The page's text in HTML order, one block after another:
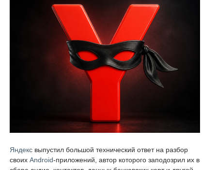
Яндекс выпустил большой технический ответ на разбор
своих Android-приложений, автор которого заподозрил их в